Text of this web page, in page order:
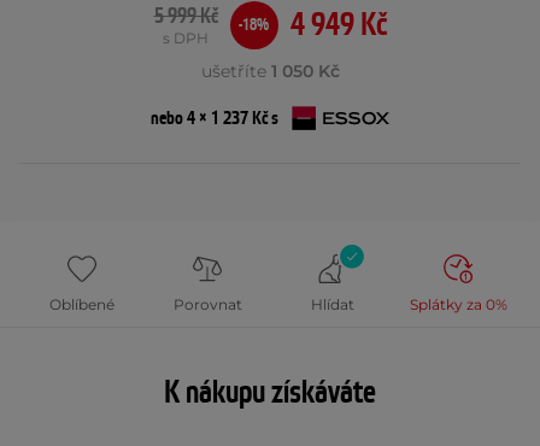
4 949 Kč
5 999 Kč
s DPH
-18%
ušetříte 1 050 Kč
nebo 4 × 1 237 Kč s
Oblíbené Porovnat Hlídat Splátky za 0%
K nákupu získáváte